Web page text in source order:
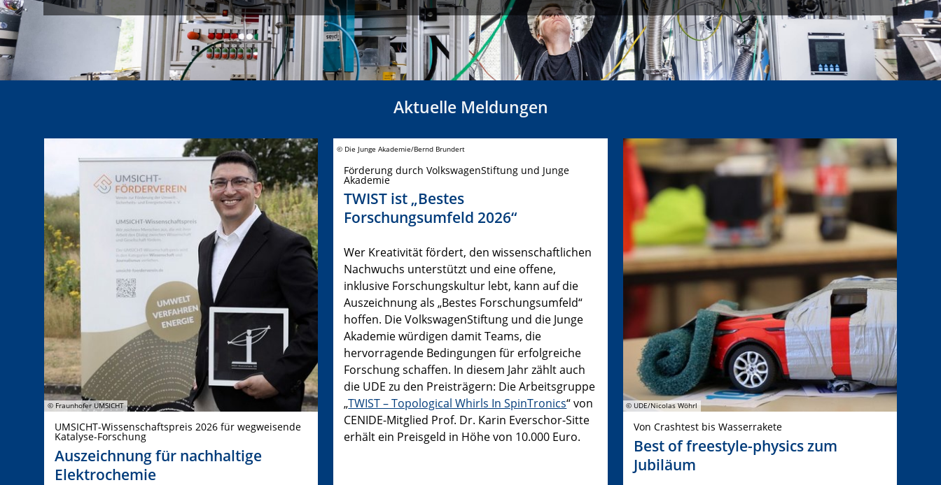
Aktuelle Meldungen
© Fraunhofer UMSICHT
UMSICHT-Wissenschaftspreis 2026 für wegweisende
Katalyse-Forschung
Auszeichnung für nachhaltige
Elektrochemie
© Die Junge Akademie/Bernd Brundert
Förderung durch VolkswagenStiftung und Junge
Akademie
TWIST ist „Bestes
Forschungsumfeld 2026“
Wer Kreativität fördert, den wissenschaftlichen
Nachwuchs unterstützt und eine offene,
inklusive Forschungskultur lebt, kann auf die
Auszeichnung als „Bestes Forschungsumfeld“
hoffen. Die VolkswagenStiftung und die Junge
Akademie würdigen damit Teams, die
hervorragende Bedingungen für erfolgreiche
Forschung schaffen. In diesem Jahr zählt auch
die UDE zu den Preisträgern: Die Arbeitsgruppe
„TWIST – Topological Whirls In SpinTronics“ von
CENIDE-Mitglied Prof. Dr. Karin Everschor-Sitte
erhält ein Preisgeld in Höhe von 10.000 Euro.
© UDE/Nicolas Wöhrl
Von Crashtest bis Wasserrakete
Best of freestyle-physics zum
Jubiläum